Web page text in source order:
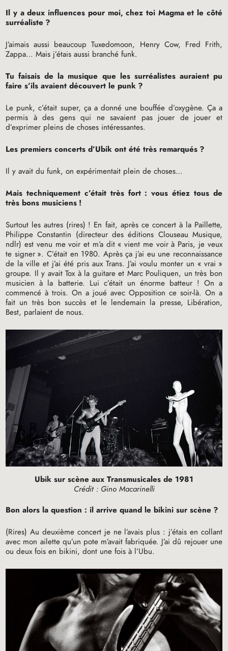
Il y a deux influences pour moi, chez toi Magma et le côté
surréaliste ?
J’aimais aussi beaucoup Tuxedomoon, Henry Cow, Fred Frith,
Zappa… Mais j’étais aussi branché funk.
Tu faisais de la musique que les surréalistes auraient pu
faire s’ils avaient découvert le punk ?
Le punk, c’était super, ça a donné une bouffée d’oxygène. Ça a
permis à des gens qui ne savaient pas jouer de jouer et
d’exprimer pleins de choses intéressantes.
Les premiers concerts d’Ubik ont été très remarqués ?
Il y avait du funk, on expérimentait plein de choses…
Mais techniquement c’était très fort : vous étiez tous de
très bons musiciens !
Surtout les autres (rires) ! En fait, après ce concert à la Paillette,
Philippe Constantin (directeur des éditions Clouseau Musique,
ndlr) est venu me voir et m’a dit « vient me voir à Paris, je veux
te signer ». C’était en 1980. Après ça j’ai eu une reconnaissance
de la ville et j’ai été pris aux Trans. J’ai voulu monter un « vrai »
groupe. Il y avait Tox à la guitare et Marc Pouliquen, un très bon
musicien à la batterie. Lui c’était un énorme batteur ! On a
commencé à trois. On a joué avec Opposition ce soir-là. On a
fait un très bon succès et le lendemain la presse, Libération,
Best, parlaient de nous.
Ubik sur scène aux Transmusicales de 1981
Crédit : Gino Macarinelli
Bon alors la question : il arrive quand le bikini sur scène ?
(Rires) Au deuxième concert je ne l’avais plus : j’étais en collant
avec mon ailette qu’un pote m’avait fabriquée. J’ai dû rejouer une
ou deux fois en bikini, dont une fois à l’Ubu.